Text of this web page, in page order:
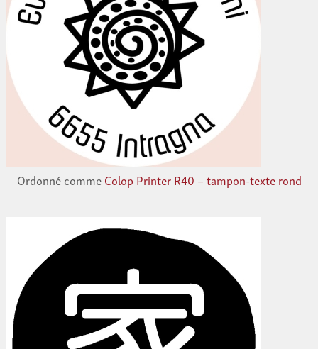
Ordonné commeColop Printer R40 – tampon-texte rond